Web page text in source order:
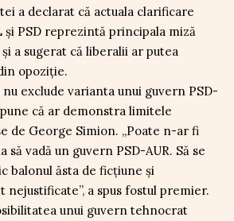
a declarat că actuala clarificare
PSD reprezintă principala miză
a sugerat că liberalii ar putea
opoziție.
exclude varianta unui guvern PSD-
că ar demonstra limitele
de George Simion. „Poate n-ar fi
să vadă un guvern PSD-AUR. Să se
balonul ăsta de ficțiune și
nejustificate”, a spus fostul premier.
unui guvern tehnocrat